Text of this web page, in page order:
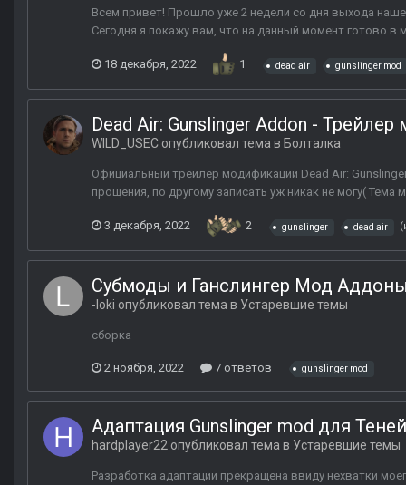
Всем привет! Прошло уже 2 недели со дня выхода
Сегодня я покажу вам, что на данный момент готово
18 декабря, 2022 1 dead air gunslinger mod
Dead Air: Gunslinger Addon -
WILD_USEC опубликовал тема в Болталка
Официальный трейлер модификации Dead Air:
прощения, по другому записать уж никак не могу( Тема
3 декабря, 2022 2 gunslinger dead air
Субмоды и Ганслингер Мод
-loki опубликовал тема в Устаревшие темы
сборка
2 ноября, 2022 7 ответов gunslinger mod
Адаптация Gunslinger mod для
hardplayer22 опубликовал тема в Устаревшие темы
Разработка адаптации прекращена ввиду нехватки